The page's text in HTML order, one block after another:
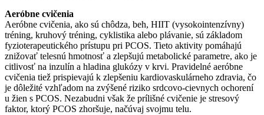
Aeróbne cvičenia
Aeróbne cvičenia, ako sú chôdza, beh, HIIT (vysokointenzívny)
tréning, kruhový tréning, cyklistika alebo plávanie, sú základom
fyzioterapeutického prístupu pri PCOS. Tieto aktivity pomáhajú
znižovať telesnú hmotnosť a zlepšujú metabolické parametre, ako je
citlivosť na inzulín a hladina glukózy v krvi. Pravidelné aeróbne
cvičenia tiež prispievajú k zlepšeniu kardiovaskulárneho zdravia, čo
je dôležité vzhľadom na zvýšené riziko srdcovo-cievnych ochorení
u žien s PCOS. Nezabudni však že prílišné cvičenie je stresový
faktor, ktorý PCOS zhoršuje, načúvaj svojmu telu.